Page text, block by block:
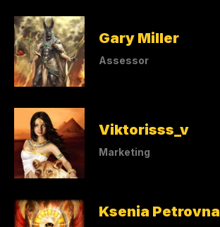
Gary Miller
Assessor
Viktorisss_v
Marketing
Ksenia Petrovna